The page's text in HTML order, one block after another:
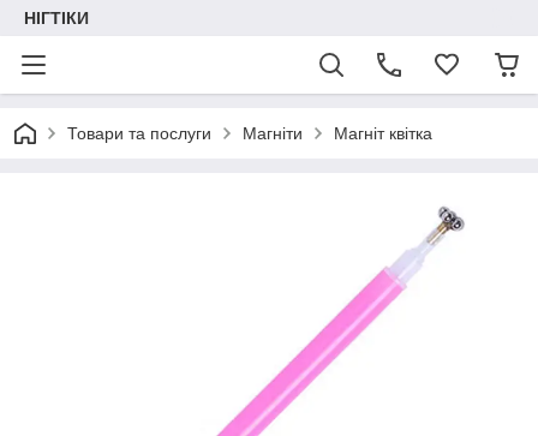
НІГТІКИ
Товари та послуги Магніти Магніт квітка